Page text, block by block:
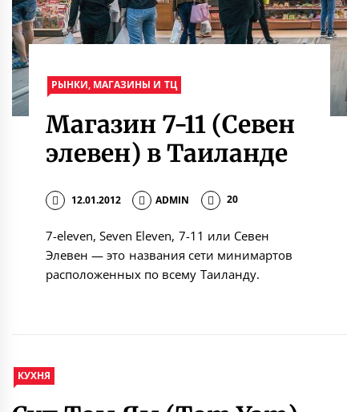
РЫНКИ, МАГАЗИНЫ И ТЦ
Магазин 7-11 (Севен
элевен) в Таиланде
12.01.2012 ADMIN 20
7-eleven, Seven Eleven, 7-11 или Севен
Элевен — это названия сети минимартов
расположенных по всему Таиланду.
КУХНЯ